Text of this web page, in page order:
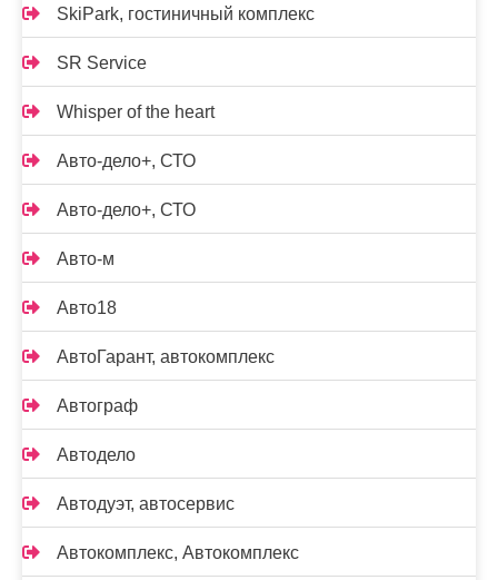
SkiPark, гостиничный комплекс
SR Service
Whisper of the heart
Авто-дело+, СТО
Авто-дело+, СТО
Авто-м
Авто18
АвтоГарант, автокомплекс
Автограф
Автодело
Автодуэт, автосервис
Автокомплекс, Автокомплекс